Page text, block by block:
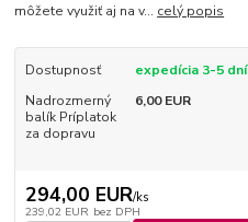
môžete využiť aj na v... celý popis
Dostupnosť
expedícia 3-5 dní
Nadrozmerný
balík Príplatok
za dopravu
6,00 EUR
294,00 EUR/ks
239,02 EUR bez DPH